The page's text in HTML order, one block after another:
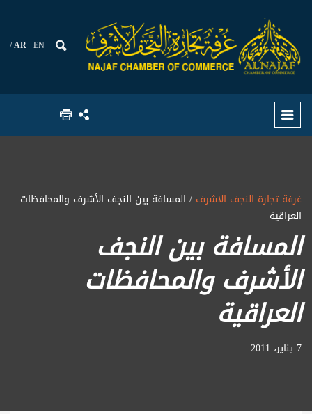
AR EN
غرفة تجارة النجف الاشرف / المسافة بين النجف الأشرف والمحافظات
العراقية
المسافة بين النجف
الأشرف والمحافظات
العراقية
7 يناير، 2011